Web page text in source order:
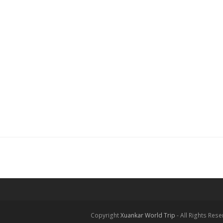
CopyrightXuankar World Trip - All Rights